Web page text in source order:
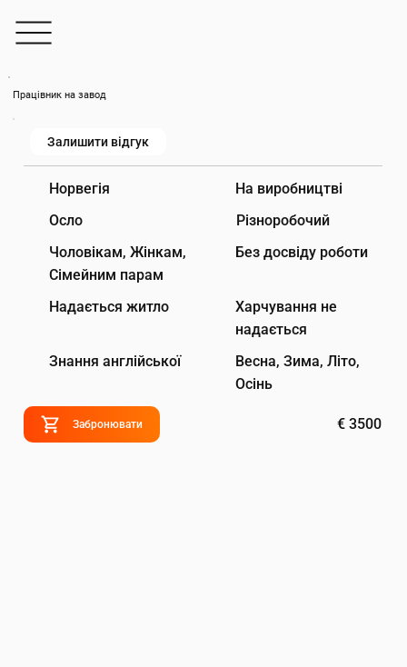
Працівник на завод
Залишити відгук
Норвегія
На виробництві
Осло
Різноробочий
Чоловікам, Жінкам,
Сімейним парам
Без досвіду роботи
Надається житло
Харчування не
надається
Знання англійської
Весна, Зима, Літо,
Осінь
Забронювати € 3500